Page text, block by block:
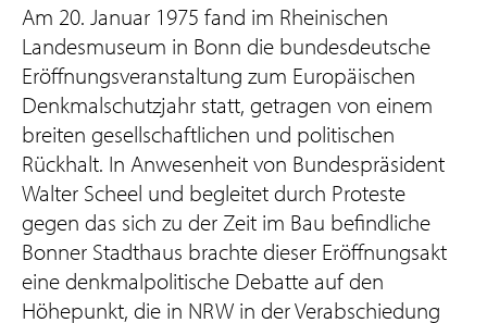
Am 20. Januar 1975 fand im Rheinischen
Landesmuseum in Bonn die bundesdeutsche
Eröffnungsveranstaltung zum Europäischen
Denkmalschutzjahr statt, getragen von einem
breiten gesellschaftlichen und politischen
Rückhalt. In Anwesenheit von Bundespräsident
Walter Scheel und begleitet durch Proteste
gegen das sich zu der Zeit im Bau befindliche
Bonner Stadthaus brachte dieser Eröffnungsakt
eine denkmalpolitische Debatte auf den
Höhepunkt, die in NRW in der Verabschiedung